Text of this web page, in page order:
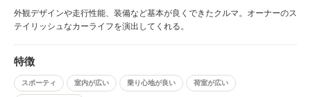
外観デザインや走行性能、装備など基本が良くできたクルマ。オーナーのス
テイリッシュなカーライフを演出してくれる。
特徴
スポーティ 室内が広い 乗り心地が良い 荷室が広い